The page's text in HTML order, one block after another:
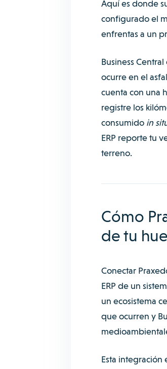
Aquí es donde
configurado el
enfrentas a un
Business
ocurre en el
cuenta con una
registre los
consumido in
ERP reporte tu
terreno.
Cómo
de tu
Conectar
ERP de un
un ecosistema
que ocurren y
Esta integración